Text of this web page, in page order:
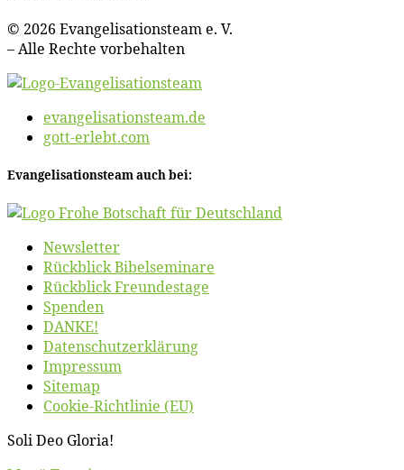
© 2026 Evan­ge­li­sa­ti­ons­team e. V.
– Al­le Rech­te vorbehalten
evangelisationsteam.de
gott-erlebt.com
Evan­ge­li­sa­ti­ons­team auch bei:
News­let­ter
Rück­blick Bibelseminare
Rück­blick Freundestage
Spen­den
DANKE!
Daten­schutz­er­klä­rung
Im­pres­sum
Site­map
Coo­kie-Rich­t­­li­­nie (EU)
So­li Deo Gloria!